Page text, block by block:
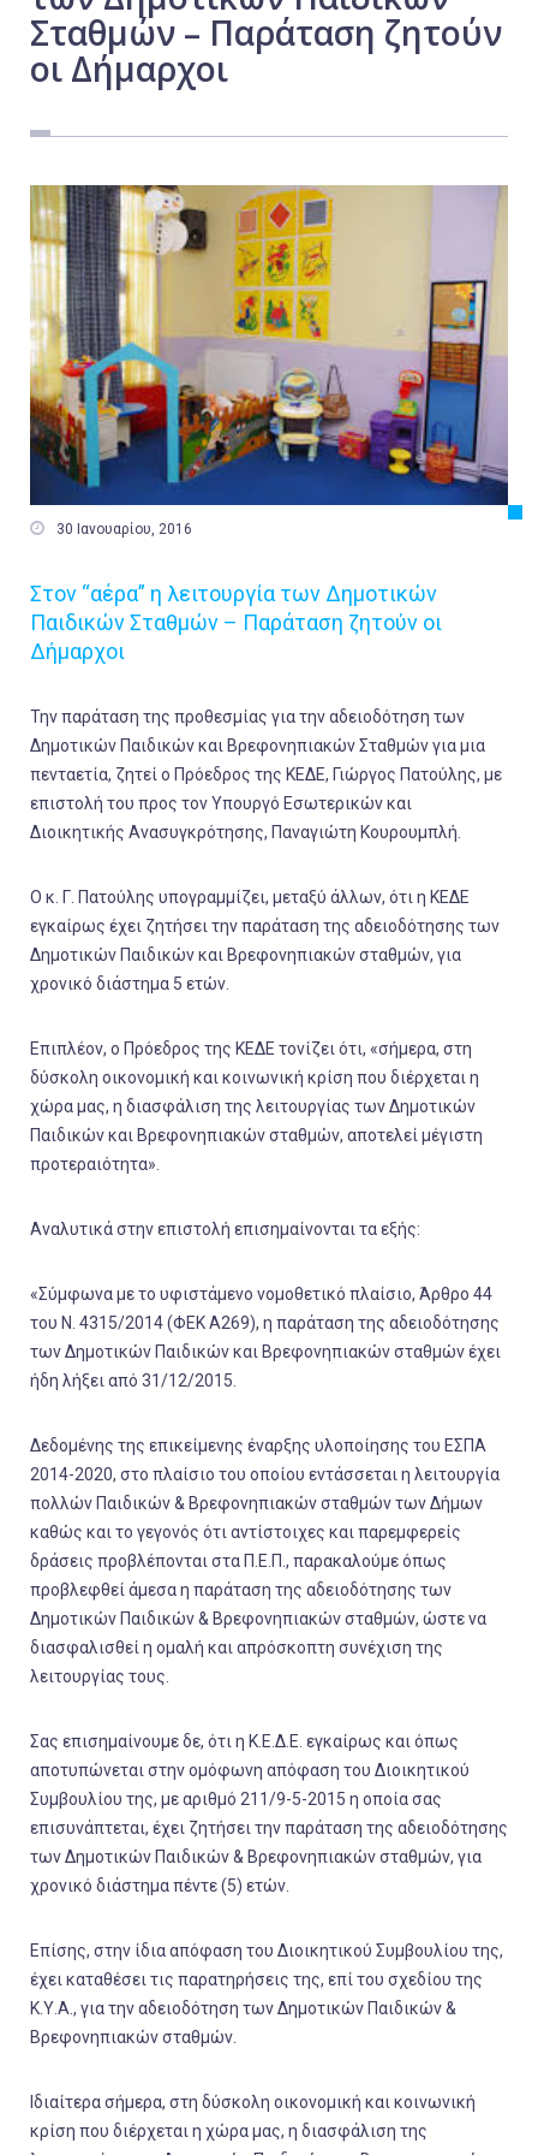
Σταθμών – Παράταση ζητούν
οι Δήμαρχοι
 30 Ιανουαρίου, 2016
Στον “αέρα” η λειτουργία των Δημοτικών
Παιδικών Σταθμών – Παράταση ζητούν οι
Δήμαρχοι
Την παράταση της προθεσμίας για την αδειοδότηση των
Δημοτικών Παιδικών και Βρεφονηπιακών Σταθμών για μια
πενταετία, ζητεί ο Πρόεδρος της ΚΕΔΕ, Γιώργος Πατούλης, με
επιστολή του προς τον Yπουργό Εσωτερικών και
Διοικητικής Ανασυγκρότησης, Παναγιώτη Κουρουμπλή.
Ο κ. Γ. Πατούλης υπογραμμίζει, μεταξύ άλλων, ότι η ΚΕΔΕ
εγκαίρως έχει ζητήσει την παράταση της αδειοδότησης των
Δημοτικών Παιδικών και Βρεφονηπιακών σταθμών, για
χρονικό διάστημα 5 ετών.
Επιπλέον, ο Πρόεδρος της ΚΕΔΕ τονίζει ότι, «σήμερα, στη
δύσκολη οικονομική και κοινωνική κρίση που διέρχεται η
χώρα μας, η διασφάλιση της λειτουργίας των Δημοτικών
Παιδικών και Βρεφονηπιακών σταθμών, αποτελεί μέγιστη
προτεραιότητα».
Αναλυτικά στην επιστολή επισημαίνονται τα εξής:
«Σύμφωνα με το υφιστάμενο νομοθετικό πλαίσιο, Άρθρο 44
του Ν. 4315/2014 (ΦΕΚ Α269), η παράταση της αδειοδότησης
των Δημοτικών Παιδικών και Βρεφονηπιακών σταθμών έχει
ήδη λήξει από 31/12/2015.
Δεδομένης της επικείμενης έναρξης υλοποίησης του ΕΣΠΑ
2014-2020, στο πλαίσιο του οποίου εντάσσεται η λειτουργία
πολλών Παιδικών & Βρεφονηπιακών σταθμών των Δήμων
καθώς και το γεγονός ότι αντίστοιχες και παρεμφερείς
δράσεις προβλέπονται στα Π.Ε.Π., παρακαλούμε όπως
προβλεφθεί άμεσα η παράταση της αδειοδότησης των
Δημοτικών Παιδικών & Βρεφονηπιακών σταθμών, ώστε να
διασφαλισθεί η ομαλή και απρόσκοπτη συνέχιση της
λειτουργίας τους.
Σας επισημαίνουμε δε, ότι η Κ.Ε.Δ.Ε. εγκαίρως και όπως
αποτυπώνεται στην ομόφωνη απόφαση του Διοικητικού
Συμβουλίου της, με αριθμό 211/9-5-2015 η οποία σας
επισυνάπτεται, έχει ζητήσει την παράταση της αδειοδότησης
των Δημοτικών Παιδικών & Βρεφονηπιακών σταθμών, για
χρονικό διάστημα πέντε (5) ετών.
Επίσης, στην ίδια απόφαση του Διοικητικού Συμβουλίου της,
έχει καταθέσει τις παρατηρήσεις της, επί του σχεδίου της
Κ.Υ.Α., για την αδειοδότηση των Δημοτικών Παιδικών &
Βρεφονηπιακών σταθμών.
Ιδιαίτερα σήμερα, στη δύσκολη οικονομική και κοινωνική
κρίση που διέρχεται η χώρα μας, η διασφάλιση της
Εργασία
Αγροτικά
Οικονομία
Πολιτική
Αθλητικά
Αστυνομικό Δελτίο